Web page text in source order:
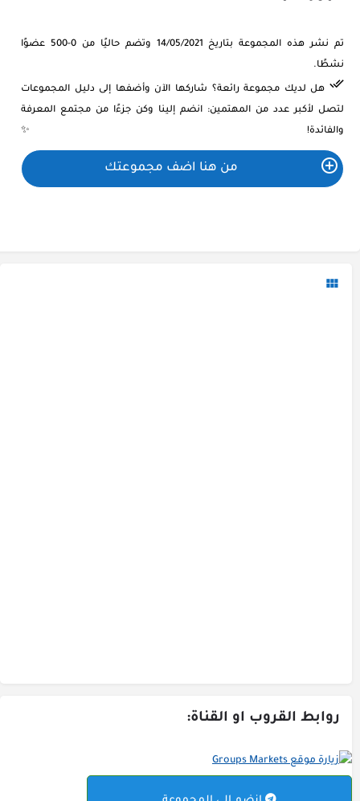
تم نشر هذه المجموعة بتاريخ 14/05/2021 وتضم حاليًا من 0-500 عضوًا
نشطًا.
هل لديك مجموعة رائعة؟ شاركها الآن وأضفها إلى دليل المجموعات
لتصل لأكبر عدد من المهتمين: انضم إلينا وكن جزءًا من مجتمع المعرفة
والفائدة! ✨
من هنا اضف مجموعتك
روابط القروب او القناة: